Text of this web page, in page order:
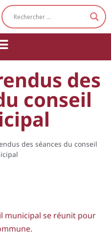
des
conseil
des séances du conseil
municipal se réunit pour